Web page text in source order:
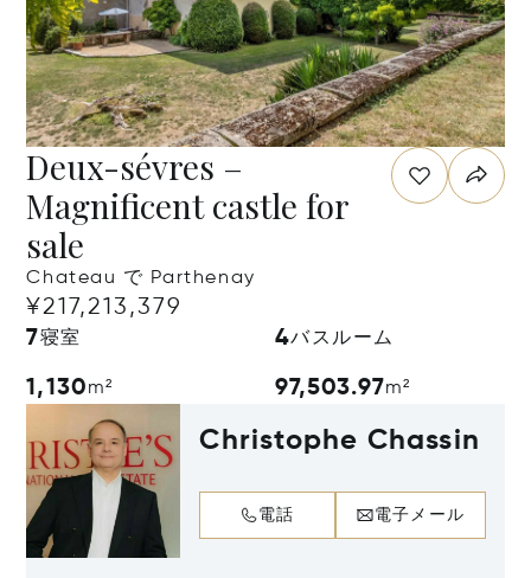
Deux-sévres –
Magnificent castle for
sale
Chateau で Parthenay
¥217,213,379
7寝室 4バスルーム
1,130m² 97,503.97m²
Christophe Chassin
電話 電子メール